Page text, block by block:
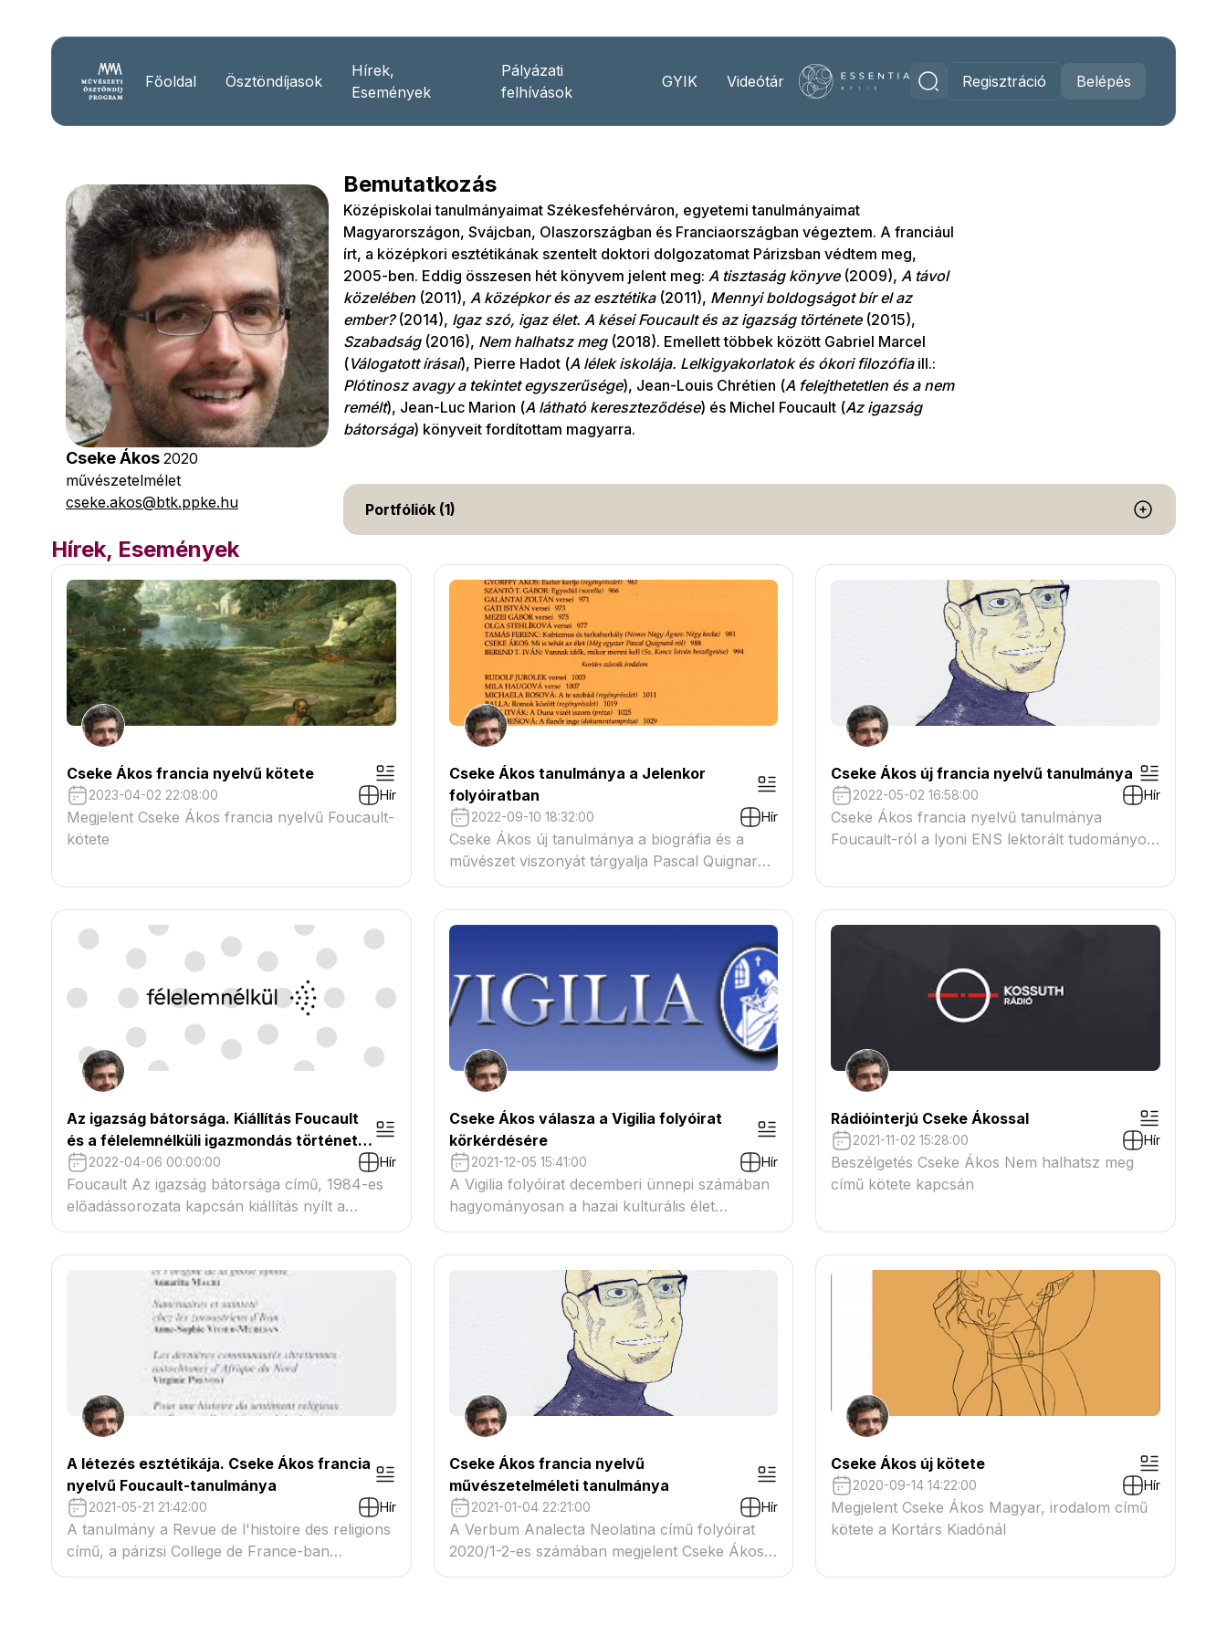
Főoldal Ösztöndíjasok
Hírek,
Események
Pályázati
felhívások
GYIK Videótár Regisztráció Belépés
Cseke Ákos 2020
művészetelmélet
cseke.akos@btk.ppke.hu
Bemutatkozás
Középiskolai tanulmányaimat Székesfehérváron, egyetemi tanulmányaimat
Magyarországon, Svájcban, Olaszországban és Franciaországban végeztem. A franciául
írt, a középkori esztétikának szentelt doktori dolgozatomat Párizsban védtem meg,
2005-ben. Eddig összesen hét könyvem jelent meg: A tisztaság könyve(2009), A távol
közelében (2011), A középkor és az esztétika (2011), Mennyi boldogságot bír el az
ember?(2014), Igaz szó, igaz élet. A kései Foucault és az igazság története(2015),
Szabadság(2016), Nem halhatsz meg(2018). Emellett többek között Gabriel Marcel
(Válogatott írásai), Pierre Hadot (A lélek iskolája. Lelkigyakorlatok és ókori filozófiaill.:
Plótinosz avagy a tekintet egyszerűsége), Jean-Louis Chrétien (A felejthetetlen és a nem
remélt), Jean-Luc Marion (A látható kereszteződése) és Michel Foucault (Az igazság
bátorsága) könyveit fordítottam magyarra.
Portfóliók (1)
Hírek, Események
Cseke Ákos francia nyelvű kötete
2023-04-02 22:08:00 Hír
Megjelent Cseke Ákos francia nyelvű Foucault-
kötete
Cseke Ákos tanulmánya a Jelenkor
folyóiratban
2022-09-10 18:32:00 Hír
Cseke Ákos új tanulmánya a biográfia és a
művészet viszonyát tárgyalja Pascal Quignard
La vie n'est pas une biographie c. kötete
nyomán
Cseke Ákos új francia nyelvű tanulmánya
2022-05-02 16:58:00 Hír
Cseke Ákos francia nyelvű tanulmánya
Foucault-ról a lyoni ENS lektorált tudományos
Az igazság bátorsága. Kiállítás Foucault
és a félelemnélküli igazmondás története
körül2022-04-06 00:00:00 Hír
Foucault Az igazság bátorsága című, 1984-es
előadássorozata kapcsán kiállítás nyílt a
parrhészia/félelemnélküli beszéd kérdéséről
Budapesten, az OSA Archívumban
Cseke Ákos válasza a Vigilia folyóirat
körkérdésére
2021-12-05 15:41:00 Hír
A Vigilia folyóirat decemberi ünnepi számában
hagyományosan a hazai kulturális élet
meghatározó szereplői válaszolnak egy-egy
kérdésre.
Rádióinterjú Cseke Ákossal
2021-11-02 15:28:00 Hír
Beszélgetés Cseke Ákos Nem halhatsz meg
című kötete kapcsán
A létezés esztétikája. Cseke Ákos francia
nyelvű Foucault-tanulmánya
2021-05-21 21:42:00 Hír
A tanulmány a Revue de l'histoire des religions
című, a párizsi College de France-ban
szerkesztett folyóiratban jelent meg
Cseke Ákos francia nyelvű
művészetelméleti tanulmánya
2021-01-04 22:21:00 Hír
A Verbum Analecta Neolatina című folyóirat
2020/1-2-es számában megjelent Cseke Ákos
Foucault esztétikájára és művészetelméletére
Cseke Ákos új kötete
2020-09-14 14:22:00 Hír
Megjelent Cseke Ákos Magyar, irodalom című
kötete a Kortárs Kiadónál